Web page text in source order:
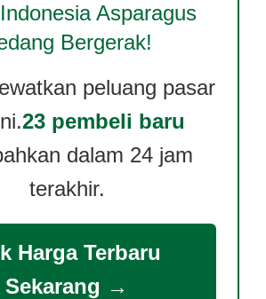
Indonesia Asparagus
Bergerak!
peluang pasar
23 pembeli baru
dalam 24 jam
terakhir.
Harga Terbaru
Sekarang →